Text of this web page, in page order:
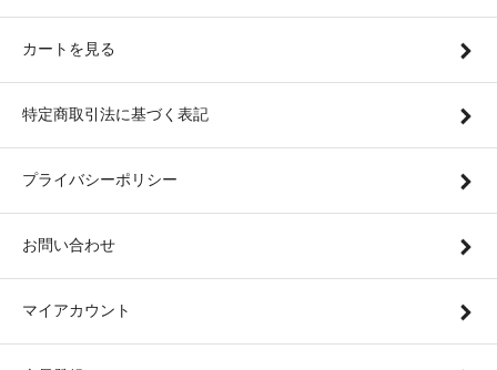
カートを見る
特定商取引法に基づく表記
プライバシーポリシー
お問い合わせ
マイアカウント